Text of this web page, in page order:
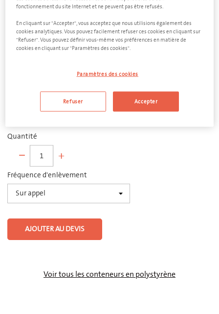
Frigolite
A compléter
Quantité
− +
Fréquence d'enlèvement
AJOUTER AU DEVIS
Voir tous les conteneurs en polystyrène
fonctionnement du site Internet et ne peuvent pas être refusés.
En cliquant sur "Accepter", vous acceptez que nous utilisions également des
cookies analytiques. Vous pouvez facilement refuser ces cookies en cliquant sur
"Refuser". Vous pouvez définir vous-même vos préférences en matière de
cookies en cliquant sur "Paramètres des cookies".
Paramètres des cookies
Refuser Accepter